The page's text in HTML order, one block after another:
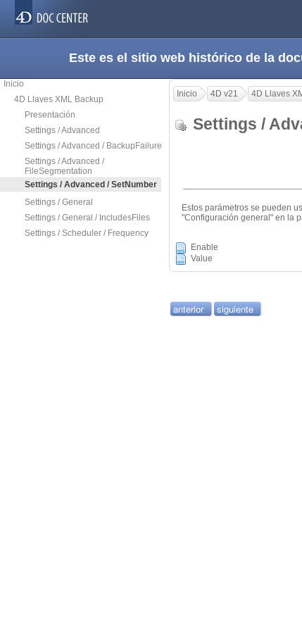
Este es el sitio web histórico de la
Inicio
4D Llaves XML Backup
Presentación
Settings / Advanced
Settings / Advanced / BackupFailure
Settings / Advanced /
FileSegmentation
Settings / Advanced / SetNumber
Settings / General
Settings / General / IncludesFiles
Settings / Scheduler / Frequency
Inicio 4D v21 4D Llaves
Settings /
Estos parámetros se pueden
"Configuración general" en la
Enable
Value
anterior siguiente